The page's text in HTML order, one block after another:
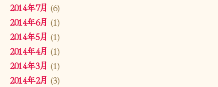
2014年7月 (6)
2014年6月 (1)
2014年5月 (1)
2014年4月 (1)
2014年3月 (1)
2014年2月 (3)